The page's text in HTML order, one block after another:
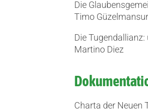
Die
Timo Güzelmansur
Die
Martino Diez
Charta der Neuen